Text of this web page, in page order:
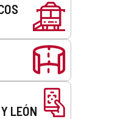
LEÓN